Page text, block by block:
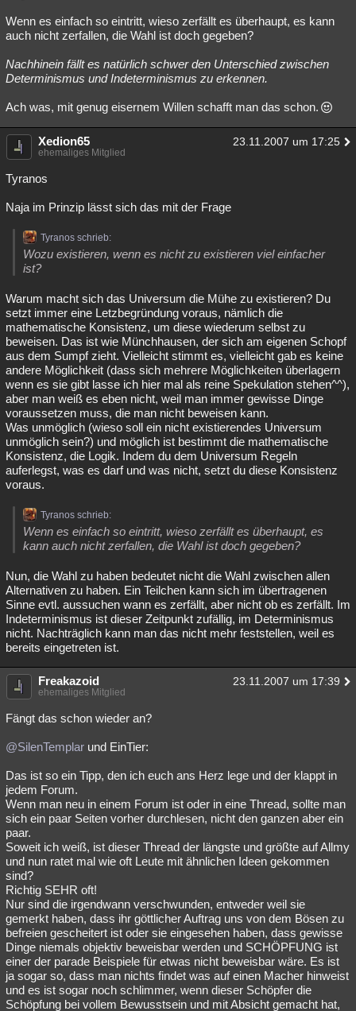
Wenn es einfach so eintritt, wieso zerfällt es überhaupt, es kann
auch nicht zerfallen, die Wahl ist doch gegeben?
Nachhinein fällt es natürlich schwer den Unterschied zwischen
Determinismus und Indeterminismus zu erkennen.
Ach was, mit genug eisernem Willen schafft man das schon.
Xedion65 23.11.2007 um 17:25
ehemaliges Mitglied
Tyranos
Naja im Prinzip lässt sich das mit der Frage
Tyranos schrieb:
Wozu existieren, wenn es nicht zu existieren viel einfacher
ist?
Warum macht sich das Universum die Mühe zu existieren? Du
setzt immer eine Letzbegründung voraus, nämlich die
mathematische Konsistenz, um diese wiederum selbst zu
beweisen. Das ist wie Münchhausen, der sich am eigenen Schopf
aus dem Sumpf zieht. Vielleicht stimmt es, vielleicht gab es keine
andere Möglichkeit (dass sich mehrere Möglichkeiten überlagern
wenn es sie gibt lasse ich hier mal als reine Spekulation stehen^^),
aber man weiß es eben nicht, weil man immer gewisse Dinge
voraussetzen muss, die man nicht beweisen kann.
Was unmöglich (wieso soll ein nicht existierendes Universum
unmöglich sein?) und möglich ist bestimmt die mathematische
Konsistenz, die Logik. Indem du dem Universum Regeln
auferlegst, was es darf und was nicht, setzt du diese Konsistenz
voraus.
Tyranos schrieb:
Wenn es einfach so eintritt, wieso zerfällt es überhaupt, es
kann auch nicht zerfallen, die Wahl ist doch gegeben?
Nun, die Wahl zu haben bedeutet nicht die Wahl zwischen allen
Alternativen zu haben. Ein Teilchen kann sich im übertragenen
Sinne evtl. aussuchen wann es zerfällt, aber nicht ob es zerfällt. Im
Indeterminismus ist dieser Zeitpunkt zufällig, im Determinismus
nicht. Nachträglich kann man das nicht mehr feststellen, weil es
bereits eingetreten ist.
Freakazoid 23.11.2007 um 17:39
ehemaliges Mitglied
Fängt das schon wieder an?
@SilenTemplar und EinTier:
Das ist so ein Tipp, den ich euch ans Herz lege und der klappt in
jedem Forum.
Wenn man neu in einem Forum ist oder in eine Thread, sollte man
sich ein paar Seiten vorher durchlesen, nicht den ganzen aber ein
paar.
Soweit ich weiß, ist dieser Thread der längste und größte auf Allmy
und nun ratet mal wie oft Leute mit ähnlichen Ideen gekommen
sind?
Richtig SEHR oft!
Nur sind die irgendwann verschwunden, entweder weil sie
gemerkt haben, dass ihr göttlicher Auftrag uns von dem Bösen zu
befreien gescheitert ist oder sie eingesehen haben, dass gewisse
Dinge niemals objektiv beweisbar werden und SCHÖPFUNG ist
einer der parade Beispiele für etwas nicht beweisbar wäre. Es ist
ja sogar so, dass man nichts findet was auf einen Macher hinweist
und es ist sogar noch schlimmer, wenn dieser Schöpfer die
Schöpfung bei vollem Bewusstsein und mit Absicht gemacht hat,